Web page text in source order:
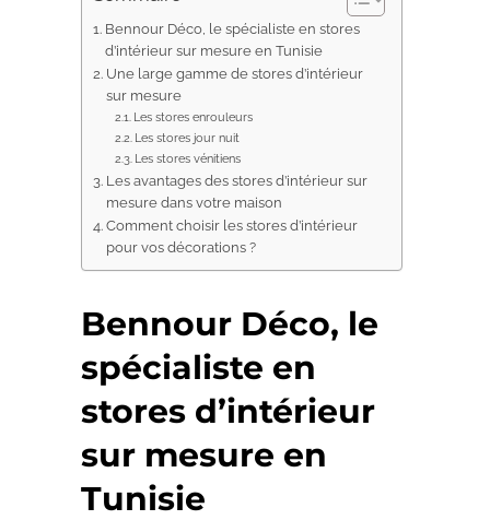
Bennour Déco, le spécialiste en stores
d’intérieur sur mesure en Tunisie
Une large gamme de stores d’intérieur
sur mesure
Les stores enrouleurs
Les stores jour nuit
Les stores vénitiens
Les avantages des stores d’intérieur sur
mesure dans votre maison
Comment choisir les stores d’intérieur
pour vos décorations ?
Bennour Déco, le
spécialiste en
stores d’intérieur
sur mesure en
Tunisie